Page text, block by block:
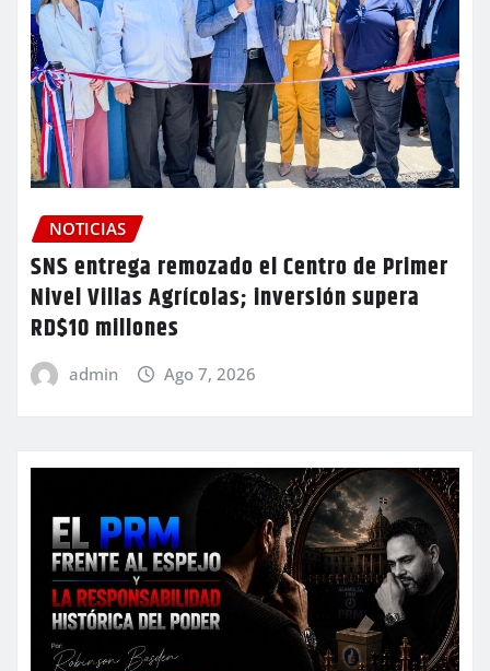
NOTICIAS
SNS entrega remozado el Centro de Primer
Nivel Villas Agrícolas; inversión supera
RD$10 millones
admin Ago 7, 2026